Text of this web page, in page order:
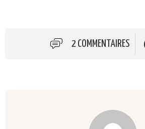
2 COMMENTAIRES